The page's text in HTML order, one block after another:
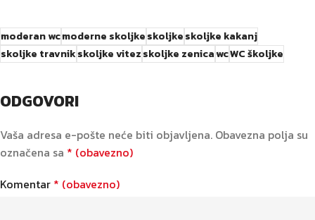
moderan wcmoderne skoljkeskoljkeskoljke kakanj
skoljke travnikskoljke vitezskoljke zenicawcWC školjke
ODGOVORI
Vaša adresa e-pošte neće biti objavljena. Obavezna polja su
označena sa * (obavezno)
Komentar * (obavezno)